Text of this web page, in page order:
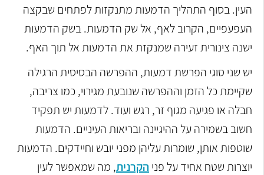
העין. בסוף התהליך הדמעות מתנקזות לפתחים שבקצה
העפעפיים, הקרוב לאף, אל שק הדמעות. בשק הדמעות
ישנה צינורית זעירה שמנקזת את הדמעות אל תוך האף.
יש שני סוגי הפרשת דמעות, ההפרשה הבסיסית הרגילה
שקיימת כל הזמן וההפרשה שנובעת מגירוי, כמו צריבה,
חבלה או פגיעה מגוף זר, רגש ועוד. לדמעות יש תפקיד
חשוב בשמירה על ההיגיינה ובריאות העיניים. הדמעות
שוטפות אותן, שומרות עליהן מפני יובש וחיידקים. הדמעות
יוצרות שטח אחיד על פני הקרנית, מה שמאפשר לעין